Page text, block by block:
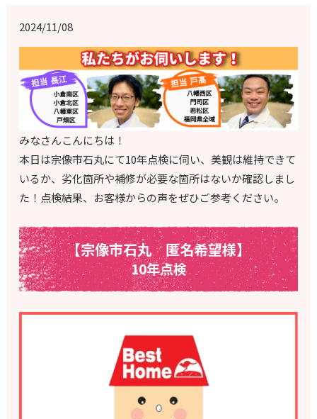
2024/11/08
みなさんこんにちは！
本日は宗像市石丸にて10年点検に伺い、美観は維持できて
いるか、劣化箇所や補修が必要な箇所はないか確認しまし
た！点検結果、お客様からの声をぜひご参考ください。
【宗像市石丸 匿名希望様】
10年点検